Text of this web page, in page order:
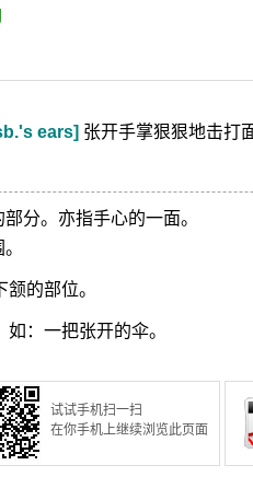
ears] 张开手掌狠狠地击打
分。亦指手心的一面。
的部位。
：一把张开的伞。
试试手机扫一扫
在你手机上继续浏览此页面